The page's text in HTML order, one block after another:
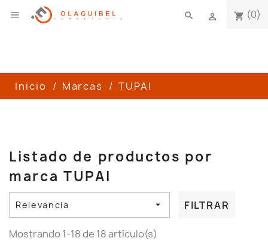
 shopping_cart (0)

search
Inicio Marcas TUPAI
Listado de productos por
marca TUPAI
Relevancia  FILTRAR
Mostrando 1-18 de 18 artículo(s)